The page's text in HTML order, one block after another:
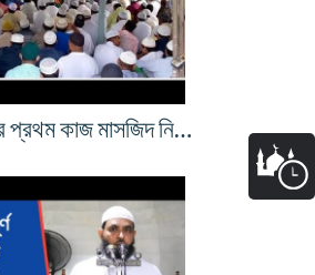
মুসলিমদের প্রথম কাজ মাসজিদ নির্মাণ(১/২)